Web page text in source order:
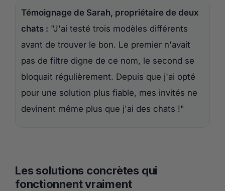
Témoignage de Sarah, propriétaire de deux
chats : "J'ai testé trois modèles différents
avant de trouver le bon. Le premier n'avait
pas de filtre digne de ce nom, le second se
bloquait régulièrement. Depuis que j'ai opté
pour une solution plus fiable, mes invités ne
devinent même plus que j'ai des chats !"
Les solutions concrètes qui
fonctionnent vraiment